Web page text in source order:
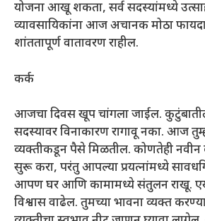
योजना आखू शकता, सर्व सदस्यांमध्ये
व्यावसायिकांना आज अचानक मोठा
शांततापूर्ण वातावरण राहील.
कर्क
आजचा दिवस खूप चांगला जाईल.
सदस्यावर विनाकारण रागावू नका. आज
व्यक्तीकडून पैसे मिळतील. कोणतेही नवीन
सुरू करा, परंतु आपल्या प्रयत्नांमध्ये
आपण घर आणि कामामध्ये संतुलन राखू.
विश्वास वाढेल. तुमच्या भावना व्यक्त